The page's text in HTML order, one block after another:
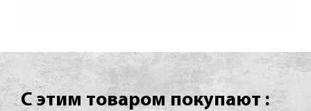
С этим товаром покупают :